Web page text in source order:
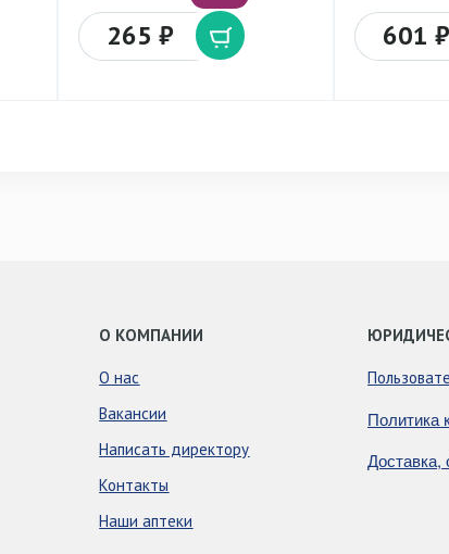
265 ₽ 601 ₽
О КОМПАНИИ
О нас
Вакансии
Написать директору
Контакты
Наши аптеки
Политика
Доставка,